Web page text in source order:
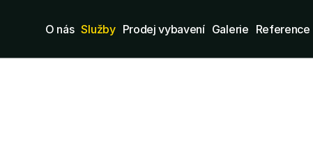
O nás Služby Prodej vybavení Galerie Reference